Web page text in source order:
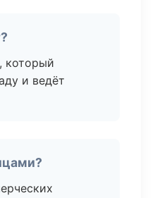
который
и ведёт